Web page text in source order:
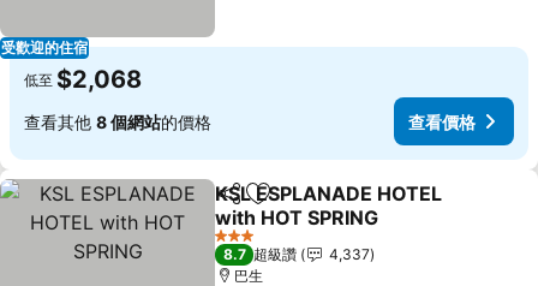
受歡迎的住宿
低至 $2,068
查看其他 8 個網站的價格 查看價格
分享 加入我的最愛
KSL ESPLANADE HOTEL
with HOT SPRING
3 星級
8.7 超級讚
4,337
巴生